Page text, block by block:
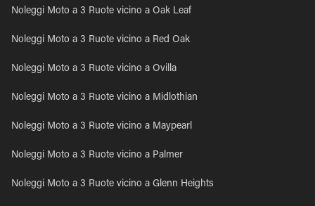
Noleggi Moto a 3 Ruote vicino a Oak Leaf
Noleggi Moto a 3 Ruote vicino a Red Oak
Noleggi Moto a 3 Ruote vicino a Ovilla
Noleggi Moto a 3 Ruote vicino a Midlothian
Noleggi Moto a 3 Ruote vicino a Maypearl
Noleggi Moto a 3 Ruote vicino a Palmer
Noleggi Moto a 3 Ruote vicino a Glenn Heights